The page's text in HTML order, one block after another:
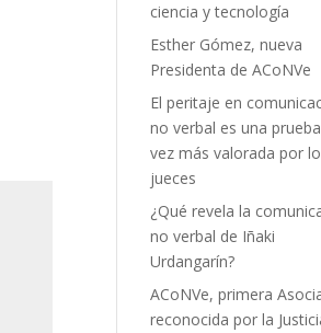
ciencia y tecnología
Esther Gómez, nueva
Presidenta de ACoNVe
El peritaje en
no verbal es una
vez más valorada por
jueces
¿Qué revela la
no verbal de Iñaki
Urdangarín?
ACoNVe, primera
reconocida por la